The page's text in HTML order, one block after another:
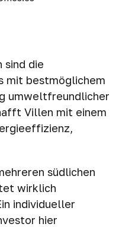
sind die
mit bestmöglichem
umweltfreundlicher
Villen mit einem
südlichen
wirklich
individueller
hier